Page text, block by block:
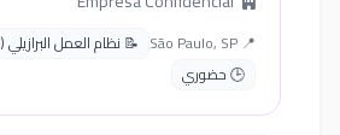
📍 São Paulo, SP
📝 نظام العمل البرازيلي (CLT)
🕒 حضوري